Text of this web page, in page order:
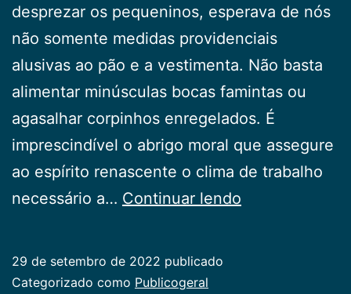
desprezar os pequeninos, esperava de nós
não somente medidas providenciais
alusivas ao pão e a vestimenta. Não basta
alimentar minúsculas bocas famintas ou
agasalhar corpinhos enregelados. É
imprescindível o abrigo moral que assegure
ao espírito renascente o clima de trabalho
necessário a… Continuar lendo
29 de setembro de 2022 publicado
Categorizado como Publicogeral